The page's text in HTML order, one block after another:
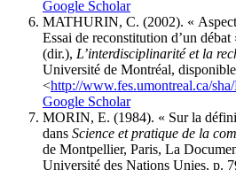
Google Scholar
MATHURIN, C. (2002). «
Essai de reconstitution d’un
(dir.), L’interdisciplinarité et la
Université de Montréal,
<http://www.fes.umontreal.ca/
Google Scholar
MORIN, E. (1984). « Sur la
dans Science et pratique de la
de Montpellier, Paris, La
Université des Nations Unies, p.